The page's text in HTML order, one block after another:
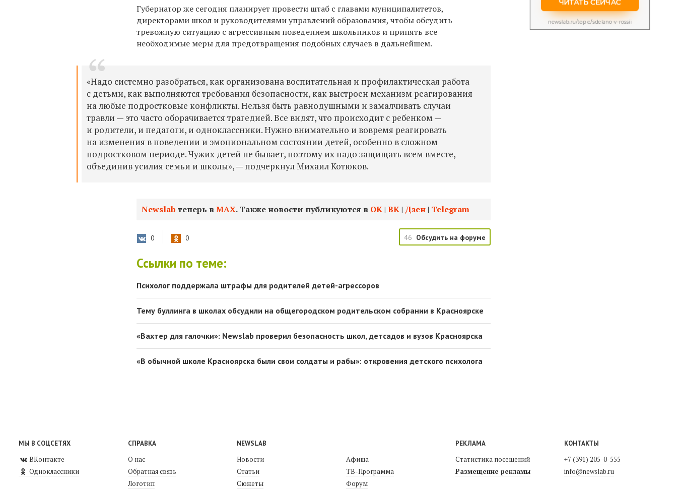
Губернатор же сегодня планирует провести штаб с главами муниципалитетов,
директорами школ и руководителями управлений образования, чтобы обсудить
тревожную ситуацию с агрессивным поведением школьников и принять все
необходимые меры для предотвращения подобных случаев в дальнейшем.
«Надо системно разобраться, как организована воспитательная и профилактическая работа
с детьми, как выполняются требования безопасности, как выстроен механизм реагирования
на любые подростковые конфликты. Нельзя быть равнодушными и замалчивать случаи
травли — это часто оборачивается трагедией. Все видят, что происходит с ребенком —
и родители, и педагоги, и одноклассники. Нужно внимательно и вовремя реагировать
на изменения в поведении и эмоциональном состоянии детей, особенно в сложном
подростковом периоде. Чужих детей не бывает, поэтому их надо защищать всем вместе,
объединив усилия семьи и школы», — подчеркнул Михаил Котюков.
Newslab теперь вМАХ. Также новости публикуются в ОК| ВК| Дзен| Telegram
0 0 46 Обсудить на форуме
Ссылки по теме:
Психолог поддержала штрафы для родителей детей-агрессоров
Тему буллинга в школах обсудили на общегородском родительском собрании в Красноярске
«Вахтер для галочки»: Newslab проверил безопасность школ, детсадов и вузов Красноярска
«В обычной школе Красноярска были свои солдаты и рабы»: откровения детского психолога
МЫ В СОЦСЕТЯХ
ВКонтакте
Одноклассники
СПРАВКА
О нас
Обратная связь
Логотип
NEWSLAB
Новости
Статьи
Сюжеты
Афиша
ТВ-Программа
Форум
РЕКЛАМА
Статистика посещений
Размещение рекламы
КОНТАКТЫ
+7 (391) 205-0-555
info@newslab.ru